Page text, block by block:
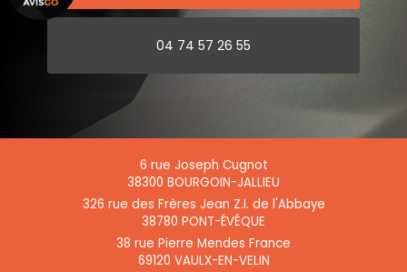
04 74 57 26 55
6 rue Joseph Cugnot
38300 BOURGOIN-JALLIEU
326 rue des Frères Jean Z.I. de l'Abbaye
38780 PONT-ÉVÊQUE
38 rue Pierre Mendes France
69120 VAULX-EN-VELIN